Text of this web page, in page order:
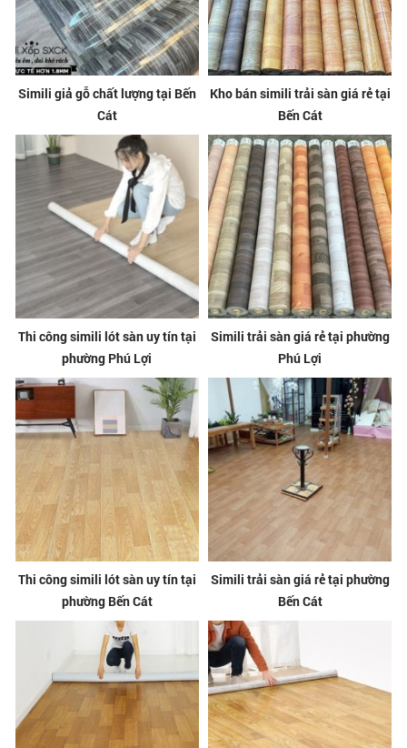
Simili giả gỗ chất lượng tại Bến
Cát
Kho bán simili trải sàn giá rẻ tại
Bến Cát
Thi công simili lót sàn uy tín tại
phường Phú Lợi
Simili trải sàn giá rẻ tại phường
Phú Lợi
Thi công simili lót sàn uy tín tại
phường Bến Cát
Simili trải sàn giá rẻ tại phường
Bến Cát